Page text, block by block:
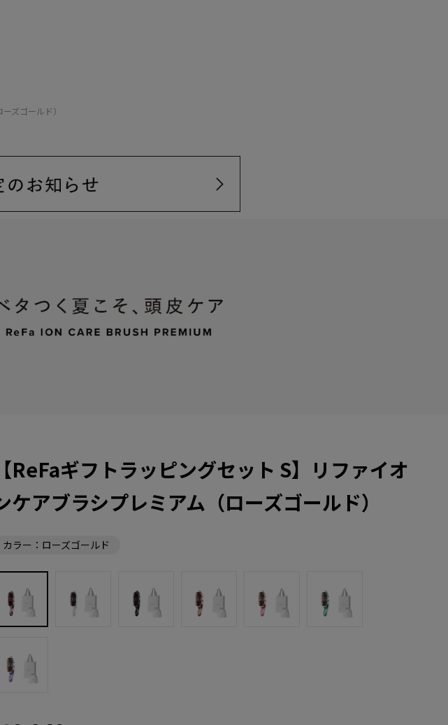
ズゴールド）
【ReFaギフトラッピングセット S】リファイオ
ケアブラシプレミアム（ローズゴールド）
カラー：ローズゴールド